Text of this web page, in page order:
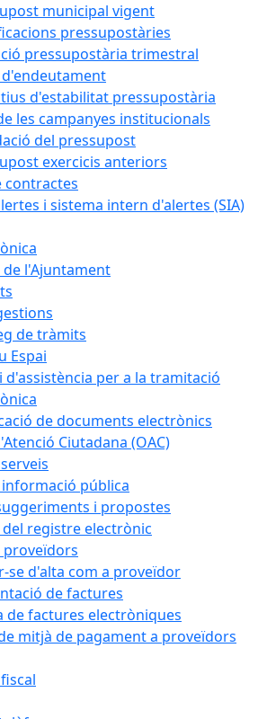
municipal vigent
pressupostàries
pressupostària trimestral
d'endeutament
d'estabilitat pressupostària
les campanyes institucionals
del pressupost
exercicis anteriors
contractes
i sistema intern d'alertes (SIA)
l'Ajuntament
de tràmits
Espai
d'assistència per a la tramitació
de documents electrònics
Ciutadana (OAC)
informació pública
i propostes
del registre electrònic
proveïdors
se d'alta com a proveïdor
de factures
de factures electròniques
mitjà de pagament a proveïdors